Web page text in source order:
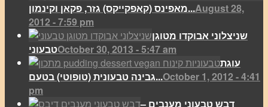
מאפינס (קאפקייקס) גזר, פקאן וקינמון...August 28,
2012 - 7:59 pm
שניצלוני אבוקדו מטוגן
טבעוניOctober 30, 2013 - 5:47 am
עוגת
גבינה טבעונית (טופוטי) בטעם...October 1, 2012 - 4:41
pm
דבש טבעוני מענבים –